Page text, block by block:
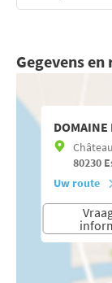
Gegevens
DOMAINE
80230
Uw route